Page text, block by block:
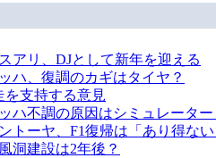
アリ、DJとして新年を迎える
ハ、復調のカギはタイヤ？
を支持する意見
ハ不調の原因はシミュレーター
トーヤ、F1復帰は「あり得ない
洞建設は2年後？